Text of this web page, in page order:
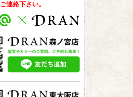
ご連絡下さい。